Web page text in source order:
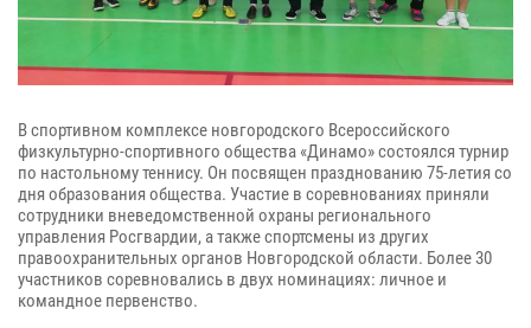
В спортивном комплексе новгородского Всероссийского
физкультурно-спортивного общества «Динамо» состоялся турнир
по настольному теннису. Он посвящен празднованию 75-летия со
дня образования общества. Участие в соревнованиях приняли
сотрудники вневедомственной охраны регионального
управления Росгвардии, а также спортсмены из других
правоохранительных органов Новгородской области. Более 30
участников соревновались в двух номинациях: личное и
командное первенство.